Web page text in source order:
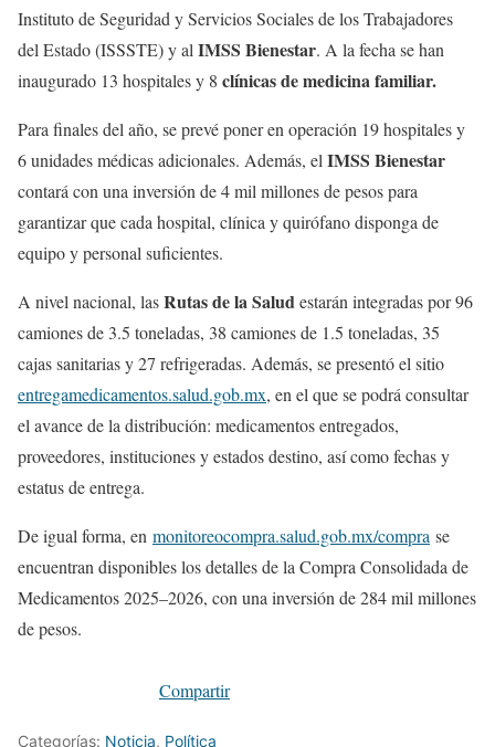
Instituto de Seguridad y Servicios Sociales de los Trabajadores
del Estado (ISSSTE) y al IMSS Bienestar. A la fecha se han
inaugurado 13 hospitales y 8 clínicas de medicina familiar.
Para finales del año, se prevé poner en operación 19 hospitales y
6 unidades médicas adicionales. Además, el IMSS Bienestar
contará con una inversión de 4 mil millones de pesos para
garantizar que cada hospital, clínica y quirófano disponga de
equipo y personal suficientes.
A nivel nacional, lasRutas de la Saludestarán integradas por 96
camiones de 3.5 toneladas, 38 camiones de 1.5 toneladas, 35
cajas sanitarias y 27 refrigeradas. Además, se presentó el sitio
entregamedicamentos.salud.gob.mx, en el que se podrá consultar
el avance de la distribución: medicamentos entregados,
proveedores, instituciones y estados destino, así como fechas y
estatus de entrega.
De igual forma, en monitoreocompra.salud.gob.mx/compra se
encuentran disponibles los detalles de la Compra Consolidada de
Medicamentos 2025–2026, con una inversión de 284 mil millones
de pesos.
Compartir
Categorías: Noticia, Política